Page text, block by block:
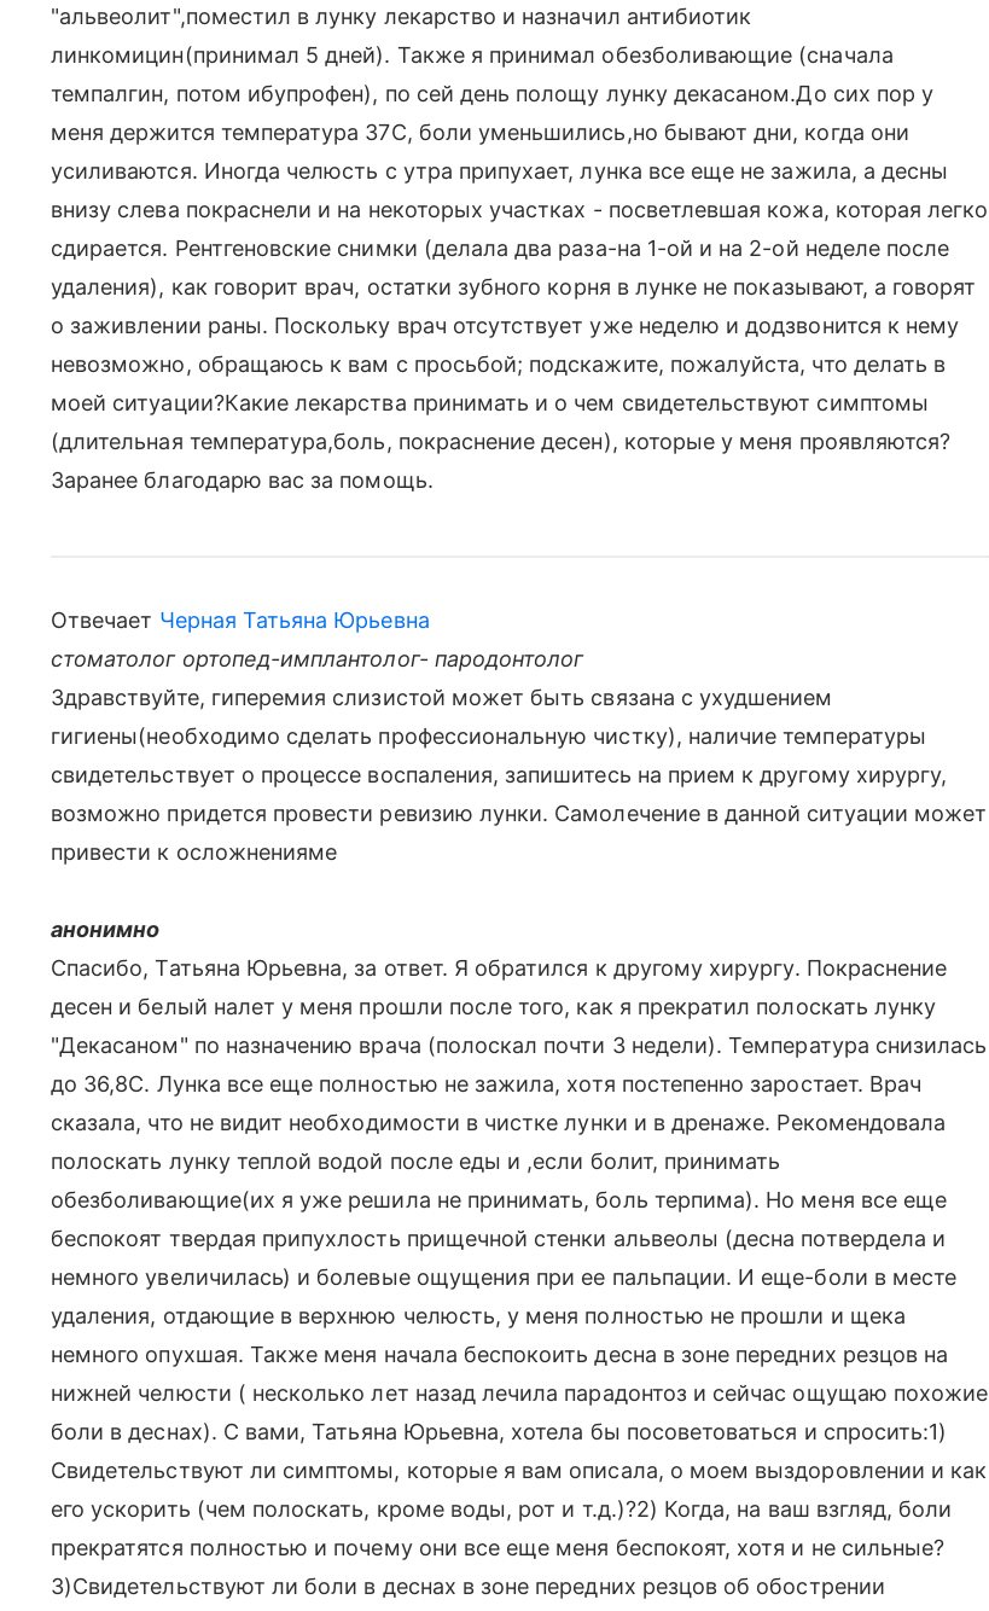
"альвеолит",поместил в лунку лекарство и назначил антибиотик
линкомицин(принимал 5 дней). Также я принимал обезболивающие (сначала
темпалгин, потом ибупрофен), по сей день полощу лунку декасаном.До сих пор у
меня держится температура 37С, боли уменьшились,но бывают дни, когда они
усиливаются. Иногда челюсть с утра припухает, лунка все еще не зажила, а десны
внизу слева покраснели и на некоторых участках - посветлевшая кожа, которая легко
сдирается. Рентгеновские снимки (делала два раза-на 1-ой и на 2-ой неделе после
удаления), как говорит врач, остатки зубного корня в лунке не показывают, а говорят
о заживлении раны. Поскольку врач отсутствует уже неделю и додзвонится к нему
невозможно, обращаюсь к вам с просьбой; подскажите, пожалуйста, что делать в
моей ситуации?Какие лекарства принимать и о чем свидетельствуют симптомы
(длительная температура,боль, покраснение десен), которые у меня проявляются?
Заранее благодарю вас за помощь.
Отвечает Черная Татьяна Юрьевна
стоматолог ортопед-имплантолог- пародонтолог
Здравствуйте, гиперемия слизистой может быть связана с ухудшением
гигиены(необходимо сделать профессиональную чистку), наличие температуры
свидетельствует о процессе воспаления, запишитесь на прием к другому хирургу,
возможно придется провести ревизию лунки. Самолечение в данной ситуации может
привести к осложненияме
анонимно
Спасибо, Татьяна Юрьевна, за ответ. Я обратился к другому хирургу. Покраснение
десен и белый налет у меня прошли после того, как я прекратил полоскать лунку
"Декасаном" по назначению врача (полоскал почти 3 недели). Температура снизилась
до 36,8С. Лунка все еще полностью не зажила, хотя постепенно заростает. Врач
сказала, что не видит необходимости в чистке лунки и в дренаже. Рекомендовала
полоскать лунку теплой водой после еды и ,если болит, принимать
обезболивающие(их я уже решила не принимать, боль терпима). Но меня все еще
беспокоят твердая припухлость прищечной стенки альвеолы (десна потвердела и
немного увеличилась) и болевые ощущения при ее пальпации. И еще-боли в месте
удаления, отдающие в верхнюю челюсть, у меня полностью не прошли и щека
немного опухшая. Также меня начала беспокоить десна в зоне передних резцов на
нижней челюсти ( несколько лет назад лечила парадонтоз и сейчас ощущаю похожие
боли в деснах). С вами, Татьяна Юрьевна, хотела бы посоветоваться и спросить:1)
Свидетельствуют ли симптомы, которые я вам описала, о моем выздоровлении и как
его ускорить (чем полоскать, кроме воды, рот и т.д.)?2) Когда, на ваш взгляд, боли
прекратятся полностью и почему они все еще меня беспокоят, хотя и не сильные?
3)Свидетельствуют ли боли в деснах в зоне передних резцов об обострении